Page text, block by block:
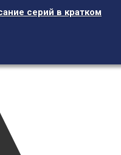
серий в кратком